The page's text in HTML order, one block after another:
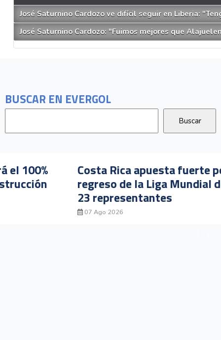
BUSCAR EN EVERGOL
Costa Rica apuesta fuerte por el
regreso de la Liga Mundial de Surf con
23 representantes
José Saturnino Cardozo ve difícil seguir en Liberia:
José Saturnino Cardozo: "Fuimos mejores que